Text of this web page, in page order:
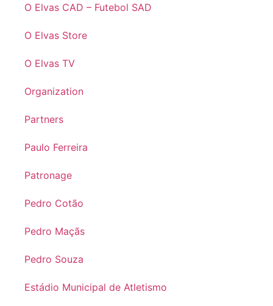
O Elvas CAD – Futebol SAD
O Elvas Store
O Elvas TV
Organization
Partners
Paulo Ferreira
Patronage
Pedro Cotão
Pedro Maçãs
Pedro Souza
Estádio Municipal de Atletismo